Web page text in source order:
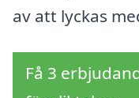
av att lyckas
Få 3